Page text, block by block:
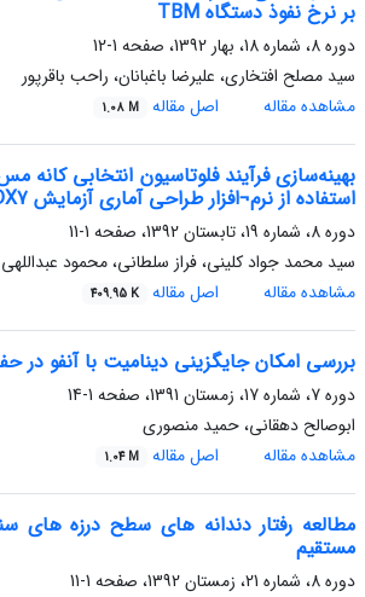
بر نرخ نفوذ دستگاه TBM
دوره 8، شماره 18، بهار 1392، صفحه
1-12
سید مصلح افتخاری، علیرضا باغبانان، راحب باقرپور
مشاهده مقاله
اصل مقاله 1.08 M
بهینه‌سازی فرآیند فلوتاسیون انتخابی کانه
استفاده از نرم¬افزار طراحی آماری آزمایش DX7
دوره 8، شماره 19، تابستان 1392، صفحه
1-11
سید محمد جواد کلینی، فراز سلطانی، محمود عبداللهی
مشاهده مقاله
اصل مقاله 409.95 K
بررسی امکان جایگزینی دینامیت با آنفو در
دوره 7، شماره 17، زمستان 1391، صفحه
1-14
ابوصالح دهقانی، حمید منصوری
مشاهده مقاله
اصل مقاله 1.04 M
مطالعه رفتار دندانه های سطح درزه های
مستقیم
دوره 8، شماره 21، زمستان 1392، صفحه
1-11